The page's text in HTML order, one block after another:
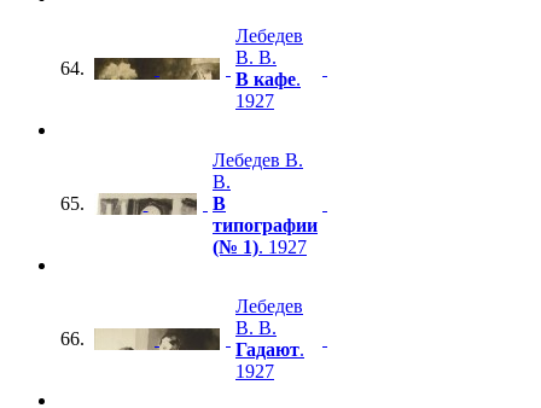
64.
Лебедев
В. В.
В кафе.
1927
65.
Лебедев В.
В.
В
типографии
(№ 1). 1927
66.
Лебедев
В. В.
Гадают.
1927